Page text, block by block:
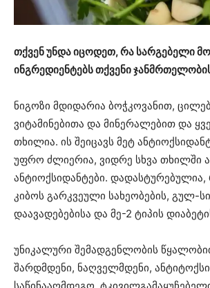
თქვენ უნდა იცოდეთ, რა სარგებელი
ინგრედიენტებს თქვენი
ნიგოზი მდიდარია ბოჭკოვანით,
ვიტამინებითა და მინერალებით და
თხილია. ის შეიცავს მეტ
უფრო ძლიერია, ვიდრე სხვა თხილში
ანტიოქსიდანტები. დადასტურებულია,
კიბოს გარკვეული სახეობების, გულ-
დაავადებებისა და მე-2 ტიპის
უნიკალური შემადგენლობის
შარდმდენი, ნაღველმდენი,